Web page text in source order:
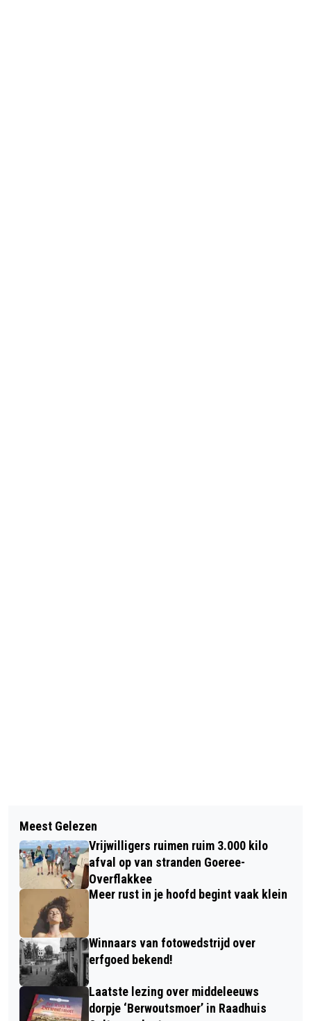
PIETS WEERBERICHT: EERST REGEN,
LATER KOUDER
BURGEMEESTER SLUIT HET JAAR AF
MET EEN COLUMN
Meest Gelezen
Vrijwilligers ruimen ruim 3.000 kilo
afval op van stranden Goeree-
Overflakkee
Meer rust in je hoofd begint vaak klein
Winnaars van fotowedstrijd over
erfgoed bekend!
Laatste lezing over middeleeuws
dorpje ‘Berwoutsmoer’ in Raadhuis